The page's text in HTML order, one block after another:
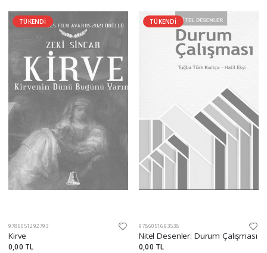
TÜKENDİ
9786051292793
Kirve
0,00 TL
TÜKENDİ
9786051693538
Nitel Desenler: Durum Çalışması
0,00 TL